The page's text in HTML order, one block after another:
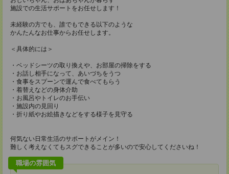
施設での生活サポートをお任せします！
未経験の方でも、誰でもできる以下のような
かんたんなお仕事からお任せします。
＜具体的には＞
・ベッドシーツの取り換えや、お部屋の掃除をする
・お話し相手になって、あいづちをうつ
・食事をスプーンで運んで食べてもらう
・着替えなどの身体介助
・お風呂やトイレのお手伝い
・施設内の見回り
・折り紙やお絵描きなどをする様子を見守る
何気ない日常生活のサポートがメイン！
難しく考えなくてもスグできることが多いので安心してくださいね！
職場の雰囲気